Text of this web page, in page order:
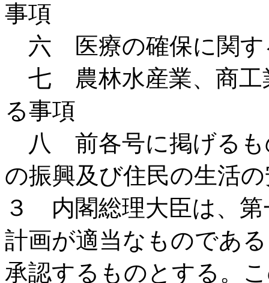
事項
六 医療の確保に関す
七 農林水産業、商工
る事項
八 前各号に掲げるも
の振興及び住民の生活
３ 内閣総理大臣は、第
計画が適当なものであ
承認するものとする。